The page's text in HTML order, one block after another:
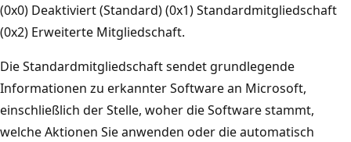
(0x0) Deaktiviert (Standard) (0x1) Standardmitgliedschaft
(0x2) Erweiterte Mitgliedschaft.
Die Standardmitgliedschaft sendet grundlegende
Informationen zu erkannter Software an Microsoft,
einschließlich der Stelle, woher die Software stammt,
welche Aktionen Sie anwenden oder die automatisch